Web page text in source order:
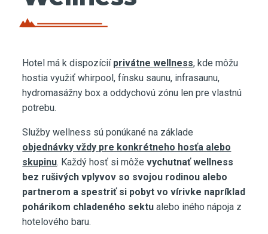
Hotel má k dispozícií privátne wellness, kde môžu
hostia využiť whirpool, fínsku saunu, infrasaunu,
hydromasážny box a oddychovú zónu len pre vlastnú
potrebu.
Služby wellness sú ponúkané na základe
objednávky vždy pre konkrétneho hosťa alebo
skupinu. Každý hosť si môževychutnať wellness
bez rušivých vplyvov so svojou rodinou alebo
partnerom a spestriť si pobyt vo vírivke napríklad
pohárikom chladeného sektu alebo iného nápoja z
hotelového baru.